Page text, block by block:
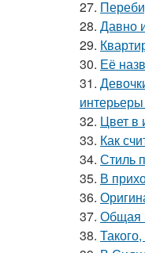
27.
28. Давно
29.
30. Её
31.
32. Цвет в
33. Как
34. Стиль
35. В
36.
37. Общая
38.